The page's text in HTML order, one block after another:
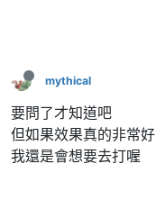
mythical
要問了才知道吧
但如果效果真的非常好
我還是會想要去打喔